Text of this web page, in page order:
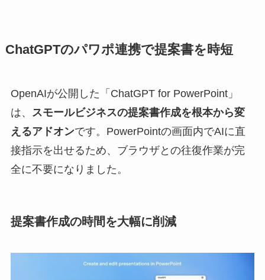
ChatGPTのパワポ連携で提案書を時短
OpenAIが公開した「ChatGPT for PowerPoint」
は、
スモールビジネスの提案書作成を根本から変
えるアドオンです。PowerPointの画面内でAIに直
接指示を出せるため、ブラウザとの往復作業が完
全に不要になりました。
提案書作成の時間を大幅に削減